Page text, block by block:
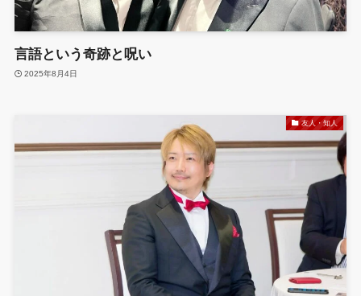
言語という奇跡と呪い
2025年8月4日
友人・知人